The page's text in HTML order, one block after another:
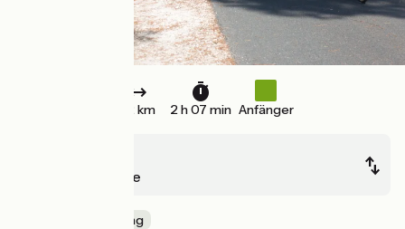
32 km 2 h 07 min Anfänger
Hourtin-Plage
Die Küste entlang